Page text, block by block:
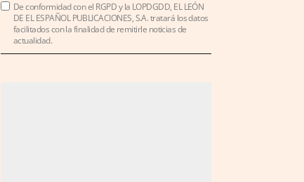
De conformidad con el RGPD y la LOPDGDD, EL LEÓN
DE EL ESPAÑOL PUBLICACIONES, S.A. tratará los datos
facilitados con la finalidad de remitirle noticias de
actualidad.